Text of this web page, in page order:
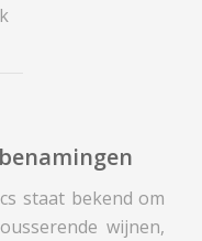
staat bekend om
wijnen,